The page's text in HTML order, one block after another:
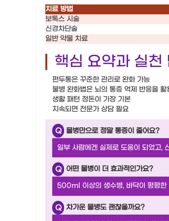
치료 방법
보톡스 시술
신경차단술
일반 약물 치료
핵심 요약과 실천
편두통은 꾸준한 관리로 완화 가능
물병 완화법은 뇌의 통증 억제 반응을 활
생활 패턴 정돈이 가장 기본
지속되면 전문가 상담 필요
Q 물병만으로 정말 통증이 줄어요?
일부 사람에겐 실제로 도움이 되었고,
Q
어떤 물병이 더 효과적인가요?
500ml 이상의 생수병, 바닥이 평평한
Q
차가운 물병도 괜찮을까요?